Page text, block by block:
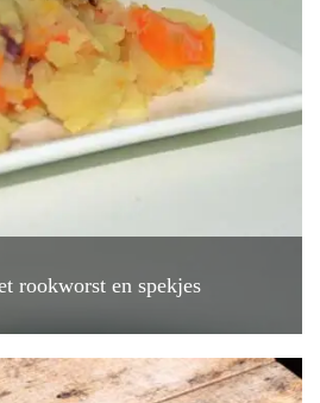
rookworst en spekjes